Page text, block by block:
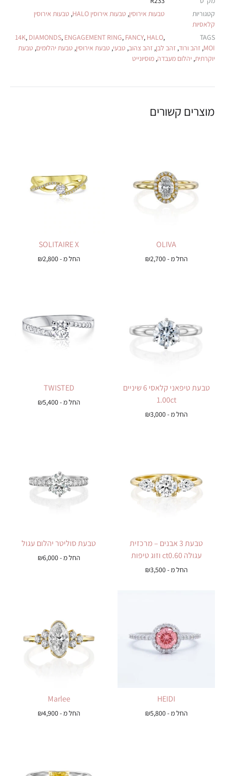
קטגוריות
טבעות אירוסין, טבעות אירוסין HALO , טבעות אירוסין
קלאסיות
TAGS
14K, DIAMONDS, ENGAGEMENT RING, FANCY, HALO,
MOI
, זהב ורוד, זהב לבן, זהב צהוב, טבעי, טבעת אירוסין, טבעת יהלומים, טבעת
יוקרתית, יהלום מעבדה, מוסיונייט
מוצרים קשורים
OLIVA
החל מ - ₪2,700
SOLITAIRE X
החל מ - ₪2,800
טבעת טיפאני קלאסי 6 שיניים
1.00ct
החל מ - ₪3,000
TWISTED
החל מ - ₪5,400
טבעת 3 אבנים – מרכזית
עגולה ct0.60 וזוג טיפות
החל מ - ₪3,500
טבעת סוליטר יהלום עגול
החל מ - ₪6,000
HEIDI
החל מ - ₪5,800
Marlee
החל מ - ₪4,900